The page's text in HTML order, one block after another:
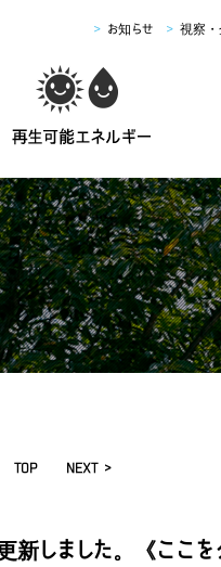
> お知らせ > 視察・
TOP NEXT >
新しました。《ここを